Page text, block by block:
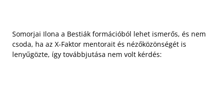
Somorjai Ilona a Bestiák formációból lehet ismerős, és nem
csoda, ha az X-Faktor mentorait és nézőközönségét is
lenyűgözte, így továbbjutása nem volt kérdés: